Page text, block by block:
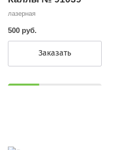
лазерная
500 руб.
Заказать